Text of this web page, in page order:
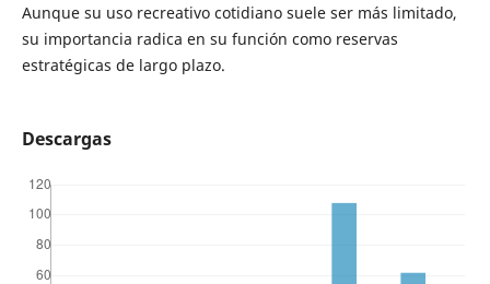
Aunque su uso recreativo cotidiano suele ser más limitado,
su importancia radica en su función como reservas
estratégicas de largo plazo.
Descargas